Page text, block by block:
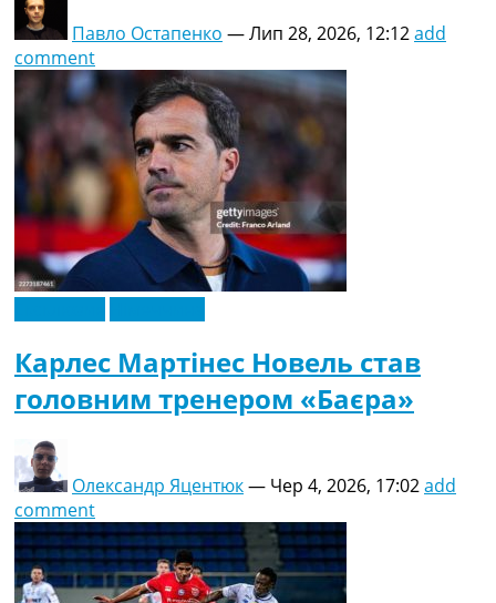
Павло Остапенко —Лип 28, 2026, 12:12add
comment
Карлес Мартінес Новель став
головним тренером «Баєра»
Олександр Яцентюк— Чер 4, 2026, 17:02add
comment